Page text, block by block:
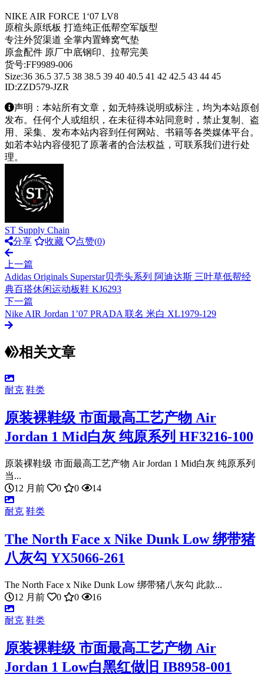
NIKE AIR FORCE 1‘07 LV8
原楦头原纸板 打造纯正低帮空军版型
专注外贸渠道 全掌内置蜂窝气垫
原盒配件 原厂中底钢印、拉帮完美
货号:FF9989-006
Size:36 36.5 37.5 38 38.5 39 40 40.5 41 42 42.5 43 44 45
ID:ZZD579-JZR
声明：本站所有文章，如无特殊说明或标注，均为本站原创
发布。任何个人或组织，在未征得本站同意时，禁止复制、盗
用、采集、发布本站内容到任何网站、书籍等各类媒体平台。
如若本站内容侵犯了原著者的合法权益，可联系我们进行处
理。
ST Supply Chain
分享
收藏 点赞(0)
上一篇
Adidas Originals Superstar贝壳头系列 阿迪达斯 三叶草低帮经
典百搭休闲运动板鞋 KJ6293
下一篇
Nike AIR Jordan 1’07 PRADA 联名 米白 XL1979-129
相关文章
耐克 鞋类
原装裸鞋级 市面最高工艺产物 Air
Jordan 1 Mid白灰 纯原系列 HF3216-100
原装裸鞋级 市面最高工艺产物 Air Jordan 1 Mid白灰 纯原系列
当...
12 月前
0 0 14
耐克 鞋类
The North Face x Nike Dunk Low 绑带猪
八灰勾 YX5066-261
The North Face x Nike Dunk Low 绑带猪八灰勾 此款...
12 月前
0 0 16
耐克 鞋类
原装裸鞋级 市面最高工艺产物 Air
Jordan 1 Low白黑红做旧 IB8958-001